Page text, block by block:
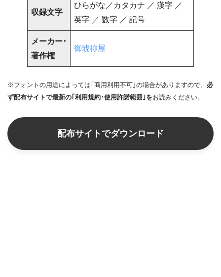
収録文字
ひらがな／カタカナ ／ 漢字 ／
英字 ／ 数字 ／ 記号
メーカー･
著作権
御琥祢屋
※フォントの用途によっては｢商用利用不可｣の場合がありますので、 必
ず配布サイトで最新の｢利用規約･使用許諾範囲｣をお読みください。
配布サイトでダウンロード